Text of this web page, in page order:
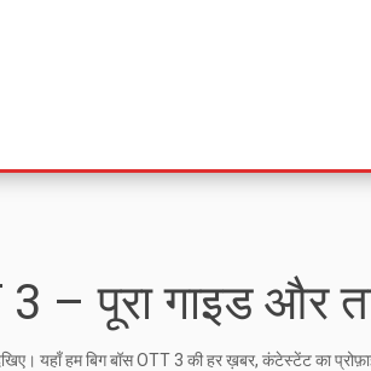
– पूरा गाइड और
यहाँ हम बिग बॉस OTT 3 की हर ख़बर, कंटेस्टेंट का